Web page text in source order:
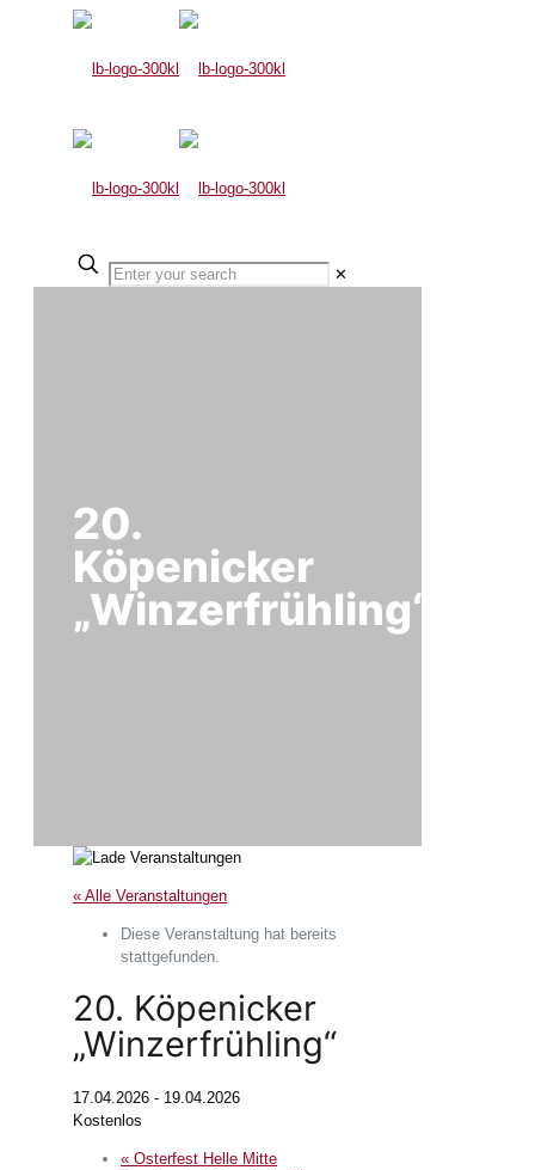
✕
20.
Köpenicker
„Winzerfrühling“
« Alle Veranstaltungen
Diese Veranstaltung hat bereits
stattgefunden.
20. Köpenicker
„Winzerfrühling“
17.04.2026 - 19.04.2026
Kostenlos
« Osterfest Helle Mitte